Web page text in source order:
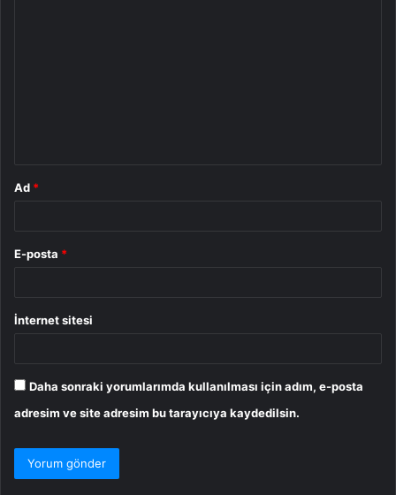
Ad *
E-posta *
İnternet sitesi
Daha sonraki yorumlarımda kullanılması için adım, e-posta
adresim ve site adresim bu tarayıcıya kaydedilsin.